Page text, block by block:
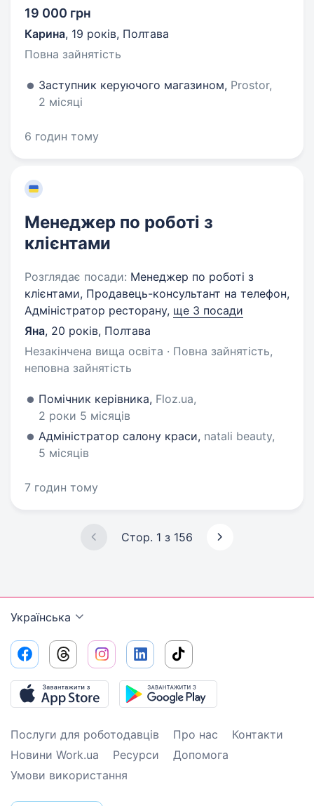
19 000 грн
Карина, 19 років, Полтава
Повна зайнятість
Заступник керуючого магазином, Prostor,
2 місяці
6 годин тому
Менеджер по роботі з
клієнтами
Розглядає посади: Менеджер по роботі з
клієнтами, Продавець-консультант на телефон,
Адміністратор ресторану, ще 3 посади
Яна, 20 років, Полтава
Незакінчена вища освіта · Повна зайнятість,
неповна зайнятість
Помічник керівника, Floz.ua,
2 роки 5 місяців
Адміністратор салону краси, natali beauty,
5 місяців
7 годин тому
Стор. 1 з 156
Українська
Послуги для роботодавців Про нас
Контакти
Новини Work.ua
Ресурси
Допомога
Умови використання